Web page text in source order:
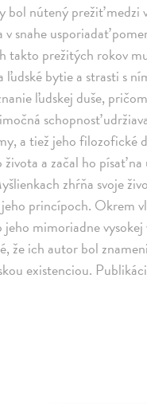
bol nútený prežiť
v snahe usporiadať
takto prežitých rokov
bytie a strasti s
ľudskej duše,
schopnosť
a tiež jeho filozofické
a začal ho písať
zhŕňa svoje
princípoch. Okrem
mimoriadne
že ich autor bol
existenciou.